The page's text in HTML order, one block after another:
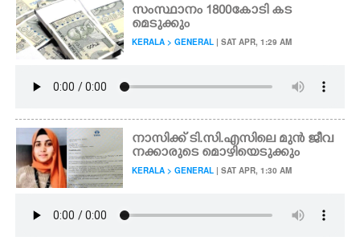
സംസ്ഥാനം 1800കോടി കട
മെടുക്കും
KERALA > GENERAL | SAT APR, 1:29 AM
നാസിക്ക് ടി.സി.എസിലെ മുൻ ജീവ
നക്കാരുടെ മൊഴിയെടുക്കും
KERALA > GENERAL | SAT APR, 1:30 AM